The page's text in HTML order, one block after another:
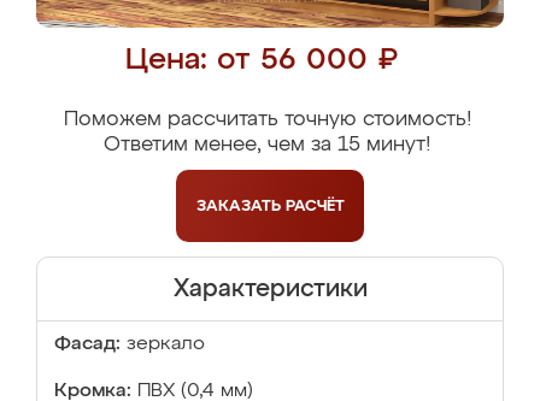
Цена: от 56 000 ₽
Поможем рассчитать точную стоимость!
Ответим менее, чем за 15 минут!
ЗАКАЗАТЬ РАСЧЁТ
Характеристики
Фасад: зеркало
Кромка: ПВХ (0,4 мм)